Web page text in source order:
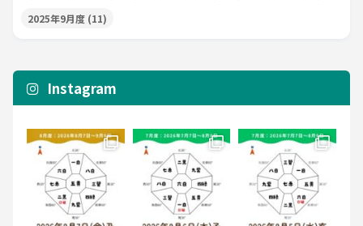
2025年9月度 (11)
Instagram